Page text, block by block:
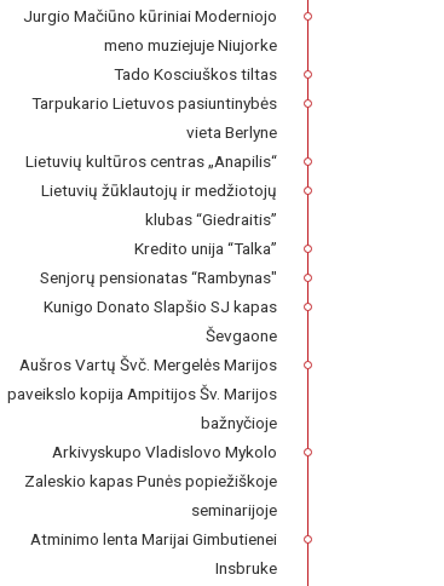
Jurgio Mačiūno kūriniai Moderniojo
meno muziejuje Niujorke
Tado Kosciuškos tiltas
Tarpukario Lietuvos pasiuntinybės
vieta Berlyne
Lietuvių kultūros centras „Anapilis“
Lietuvių žūklautojų ir medžiotojų
klubas “Giedraitis”
Kredito unija “Talka”
Senjorų pensionatas “Rambynas"
Kunigo Donato Slapšio SJ kapas
Ševgaone
Aušros Vartų Švč. Mergelės Marijos
paveikslo kopija Ampitijos Šv. Marijos
bažnyčioje
Arkivyskupo Vladislovo Mykolo
Zaleskio kapas Punės popiežiškoje
seminarijoje
Atminimo lenta Marijai Gimbutienei
Insbruke